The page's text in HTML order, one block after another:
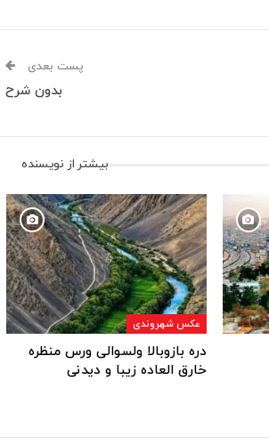
پست بعدی
بدون شرح
بیشتر از نویسنده
عکس شهروندی
دره بازوبالا ولسوالی ورس منظره
خارق العاده زیبا و دیدنی